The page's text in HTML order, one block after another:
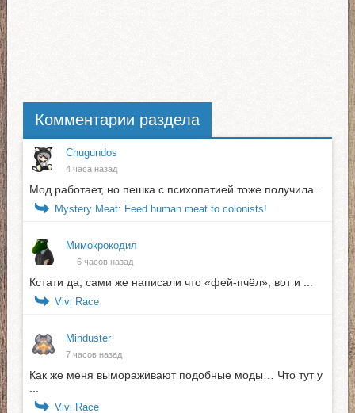
Комментарии раздела
Chugundos
4 часа назад
Мод работает, но пешка с психопатией тоже получила...
Mystery Meat: Feed human meat to colonists!
Мимокрокодил
6 часов назад
Кстати да, сами же написали что «фей-пчёл», вот и ...
Vivi Race
Minduster
7 часов назад
Как же меня вымораживают подобные моды… Что тут у
Vivi Race